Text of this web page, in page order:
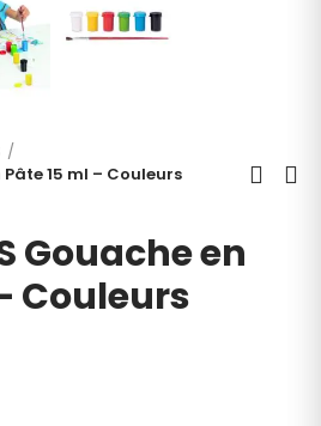
Pâte 15 ml – Couleurs
Gouache en
Couleurs